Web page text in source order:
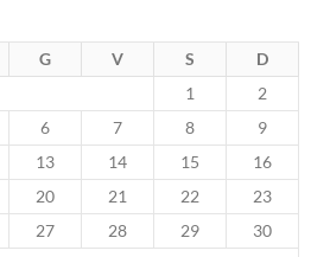
G V S
D
1
2
6 7 8
9
13 14 15
16
20 21 22
23
27 28 29
30